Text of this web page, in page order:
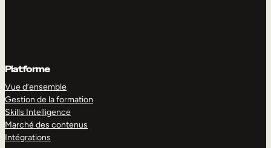
Platforme
Vue d’ensemble
Gestion de la formation
Skills Intelligence
Marché des contenus
Intégrations